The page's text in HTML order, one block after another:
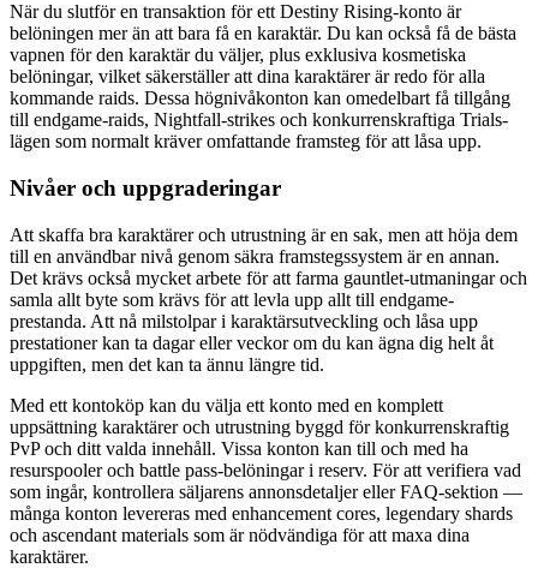
När du slutför en transaktion för ett Destiny Rising-konto är
belöningen mer än att bara få en karaktär. Du kan också få de bästa
vapnen för den karaktär du väljer, plus exklusiva kosmetiska
belöningar, vilket säkerställer att dina karaktärer är redo för alla
kommande raids. Dessa högnivåkonton kan omedelbart få tillgång
till endgame-raids, Nightfall-strikes och konkurrenskraftiga Trials-
lägen som normalt kräver omfattande framsteg för att låsa upp.
Nivåer och uppgraderingar
Att skaffa bra karaktärer och utrustning är en sak, men att höja dem
till en användbar nivå genom säkra framstegssystem är en annan.
Det krävs också mycket arbete för att farma gauntlet-utmaningar och
samla allt byte som krävs för att levla upp allt till endgame-
prestanda. Att nå milstolpar i karaktärsutveckling och låsa upp
prestationer kan ta dagar eller veckor om du kan ägna dig helt åt
uppgiften, men det kan ta ännu längre tid.
Med ett kontoköp kan du välja ett konto med en komplett
uppsättning karaktärer och utrustning byggd för konkurrenskraftig
PvP och ditt valda innehåll. Vissa konton kan till och med ha
resurspooler och battle pass-belöningar i reserv. För att verifiera vad
som ingår, kontrollera säljarens annonsdetaljer eller FAQ-sektion —
många konton levereras med enhancement cores, legendary shards
och ascendant materials som är nödvändiga för att maxa dina
karaktärer.